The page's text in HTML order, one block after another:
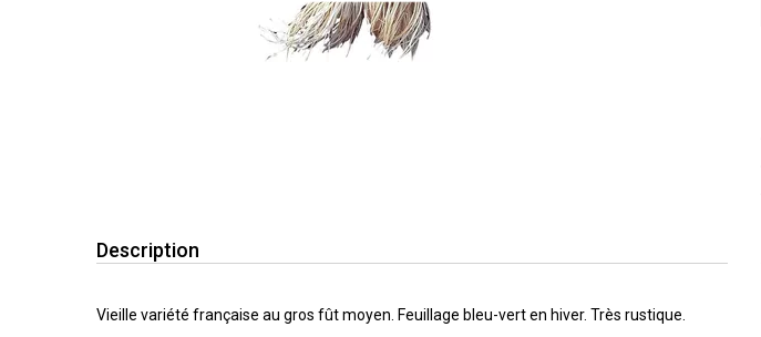
Description
Vieille variété française au gros fût moyen. Feuillage bleu-vert en hiver. Très rustique.